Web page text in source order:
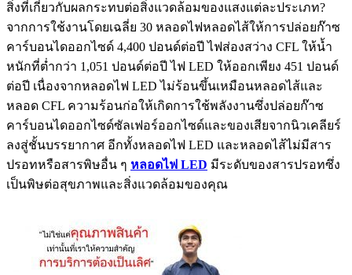
สิ่งที่เกี่ยวกับผลกระทบต่อสิ่งแวดล้อมของแสงแต่ละประเภท?
จากการใช้งานโดยเฉลี่ย 30 หลอดไฟหลอดไส้ให้การปล่อยก๊าซ
คาร์บอนไดออกไซด์ 4,400 ปอนด์ต่อปี ไฟส่องสว่าง CFL ให้น้ำ
หนักที่ต่ำกว่า 1,051 ปอนด์ต่อปี ไฟ LED ให้ออกเพียง 451 ปอนด์
ต่อปี เนื่องจากหลอดไฟ LED ไม่ร้อนขึ้นเหมือนหลอดไส้และ
หลอด CFL ความร้อนก่อให้เกิดการใช้พลังงานซึ่งปล่อยก๊าซ
คาร์บอนไดออกไซด์ซัลเฟอร์ออกไซด์และของเสียจากนิวเคลียร์
ลงสู่ชั้นบรรยากาศ อีกทั้งหลอดไฟ LED และหลอดไส้ไม่มีสาร
ปรอทหรือสารพิษอื่น ๆ หลอดไฟ LED มีระดับของสารปรอทซึ่ง
เป็นพิษต่อสุขภาพและสิ่งแวดล้อมของคุณ